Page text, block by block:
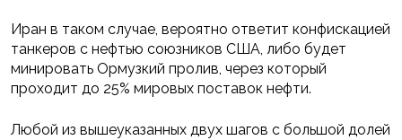
Иран в таком случае, вероятно ответит конфискацией
танкеров с нефтью союзников США, либо будет
минировать Ормузкий пролив, через который
проходит до 25% мировых поставок нефти.
Любой из вышеуказанных двух шагов с большой долей